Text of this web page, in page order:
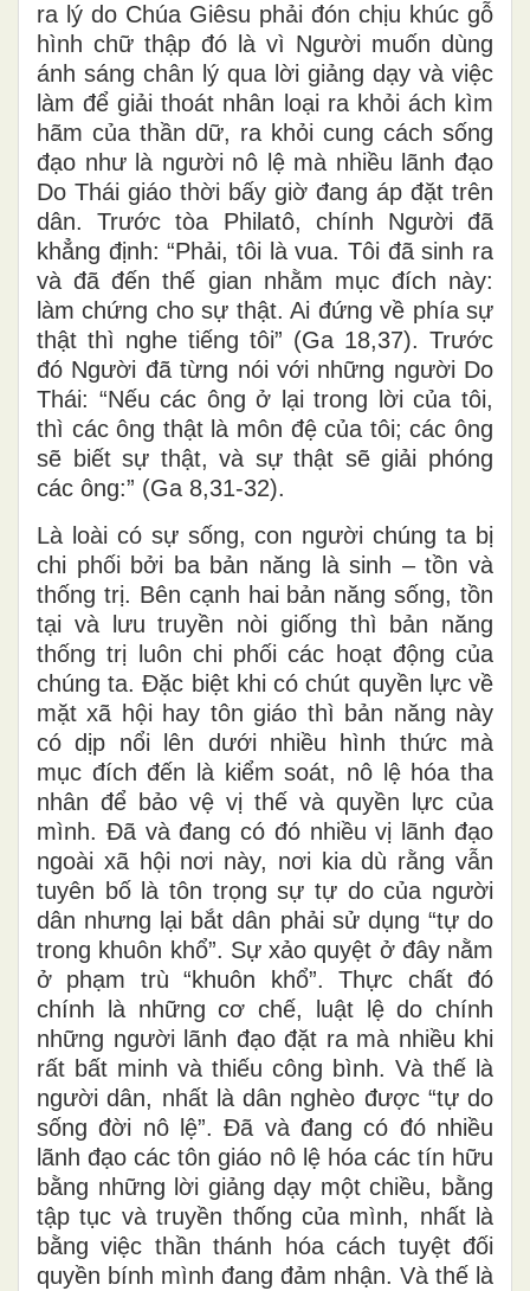
ra lý do Chúa Giêsu phải đón chịu khúc gỗ
hình chữ thập đó là vì Người muốn dùng
ánh sáng chân lý qua lời giảng dạy và việc
làm để giải thoát nhân loại ra khỏi ách kìm
hãm của thần dữ, ra khỏi cung cách sống
đạo như là người nô lệ mà nhiều lãnh đạo
Do Thái giáo thời bấy giờ đang áp đặt trên
dân. Trước tòa Philatô, chính Người đã
khẳng định: “Phải, tôi là vua. Tôi đã sinh ra
và đã đến thế gian nhằm mục đích này:
làm chứng cho sự thật. Ai đứng về phía sự
thật thì nghe tiếng tôi” (Ga 18,37). Trước
đó Người đã từng nói với những người Do
Thái: “Nếu các ông ở lại trong lời của tôi,
thì các ông thật là môn đệ của tôi; các ông
sẽ biết sự thật, và sự thật sẽ giải phóng
các ông:” (Ga 8,31-32).
Là loài có sự sống, con người chúng ta bị
chi phối bởi ba bản năng là sinh – tồn và
thống trị. Bên cạnh hai bản năng sống, tồn
tại và lưu truyền nòi giống thì bản năng
thống trị luôn chi phối các hoạt động của
chúng ta. Đặc biệt khi có chút quyền lực về
mặt xã hội hay tôn giáo thì bản năng này
có dịp nổi lên dưới nhiều hình thức mà
mục đích đến là kiểm soát, nô lệ hóa tha
nhân để bảo vệ vị thế và quyền lực của
mình. Đã và đang có đó nhiều vị lãnh đạo
ngoài xã hội nơi này, nơi kia dù rằng vẫn
tuyên bố là tôn trọng sự tự do của người
dân nhưng lại bắt dân phải sử dụng “tự do
trong khuôn khổ”. Sự xảo quyệt ở đây nằm
ở phạm trù “khuôn khổ”. Thực chất đó
chính là những cơ chế, luật lệ do chính
những người lãnh đạo đặt ra mà nhiều khi
rất bất minh và thiếu công bình. Và thế là
người dân, nhất là dân nghèo được “tự do
sống đời nô lệ”. Đã và đang có đó nhiều
lãnh đạo các tôn giáo nô lệ hóa các tín hữu
bằng những lời giảng dạy một chiều, bằng
tập tục và truyền thống của mình, nhất là
bằng việc thần thánh hóa cách tuyệt đối
quyền bính mình đang đảm nhận. Và thế là